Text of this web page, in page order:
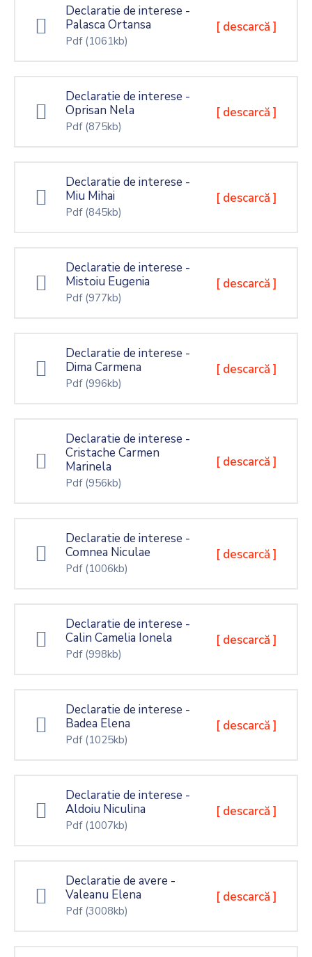
Declaratie de interese -
Palasca Ortansa
Pdf (1061kb)
[ descarcă ]
Declaratie de interese -
Oprisan Nela
Pdf (875kb)
[ descarcă ]
Declaratie de interese -
Miu Mihai
Pdf (845kb)
[ descarcă ]
Declaratie de interese -
Mistoiu Eugenia
Pdf (977kb)
[ descarcă ]
Declaratie de interese -
Dima Carmena
Pdf (996kb)
[ descarcă ]
Declaratie de interese -
Cristache Carmen
Marinela
Pdf (956kb)
[ descarcă ]
Declaratie de interese -
Comnea Niculae
Pdf (1006kb)
[ descarcă ]
Declaratie de interese -
Calin Camelia Ionela
Pdf (998kb)
[ descarcă ]
Declaratie de interese -
Badea Elena
Pdf (1025kb)
[ descarcă ]
Declaratie de interese -
Aldoiu Niculina
Pdf (1007kb)
[ descarcă ]
Declaratie de avere -
Valeanu Elena
Pdf (3008kb)
[ descarcă ]